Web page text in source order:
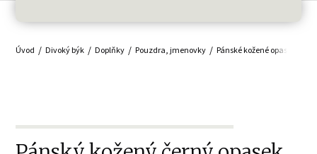
Úvod Divoký býk Doplňky Pouzdra, jmenovky Pánské kožené opasky